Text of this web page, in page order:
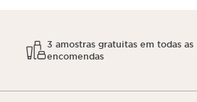
3 amostras gratuitas em todas as
encomendas